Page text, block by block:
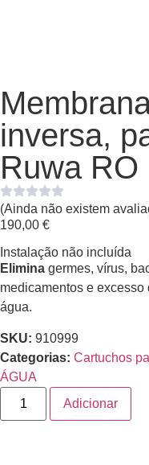
inversa,
Ruwa RO
(Ainda não existem
190,00 €
Instalação não incluída
Elimina germes, vírus,
medicamentos e
água.
SKU: 910999
Categorias: Cartuchos
ÁGUA
Adicionar